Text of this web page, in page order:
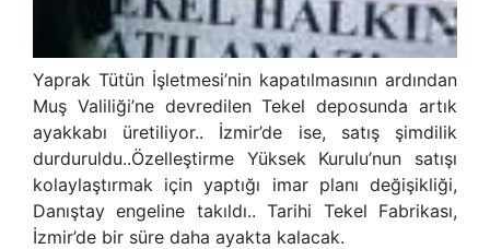
Yaprak Tütün İşletmesi’nin kapatılmasının ardından
Muş Valiliği’ne devredilen Tekel deposunda artık
ayakkabı üretiliyor.. İzmir’de ise, satış şimdilik
durduruldu..Özelleştirme Yüksek Kurulu’nun satışı
kolaylaştırmak için yaptığı imar planı değişikliği,
Danıştay engeline takıldı.. Tarihi Tekel Fabrikası,
İzmir’de bir süre daha ayakta kalacak.